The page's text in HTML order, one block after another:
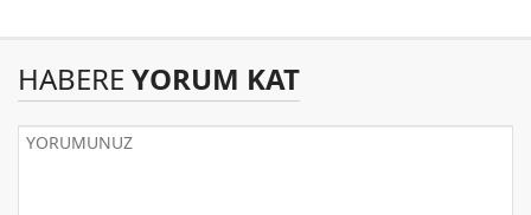
HABERE YORUM KAT